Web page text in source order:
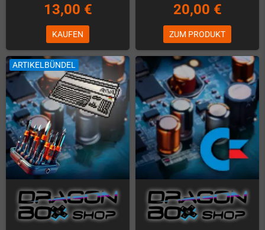
13,00 €
KAUFEN
20,00 €
ZUM PRODUKT
ARTIKELBÜNDEL